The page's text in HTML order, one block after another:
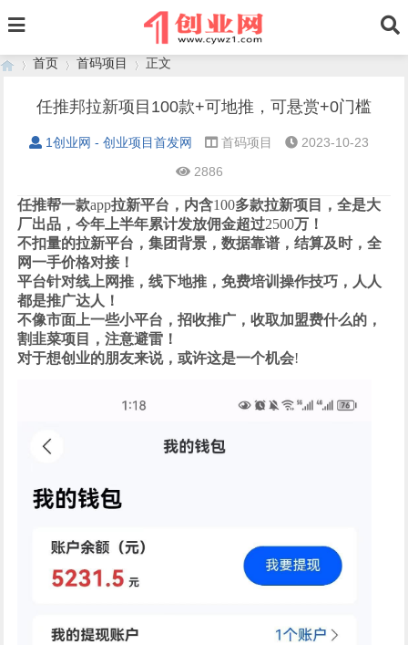
首页
›
首码项目
›
正文
任推邦拉新项目100款+可地推，可悬赏+0门槛
1创业网 - 创业项目首发网 首码项目
2023-10-23
2886
任推帮一款app拉新平台，内含100多款拉新项目，全是大
厂出品，今年上半年累计发放佣金超过2500万！
不扣量的拉新平台，集团背景，数据靠谱，结算及时，全
网一手价格对接！
平台针对线上网推，线下地推，免费培训操作技巧，人人
都是推广达人！
不像市面上一些小平台，招收推广，收取加盟费什么的，
割韭菜项目，注意避雷！
对于想创业的朋友来说，或许这是一个机会!